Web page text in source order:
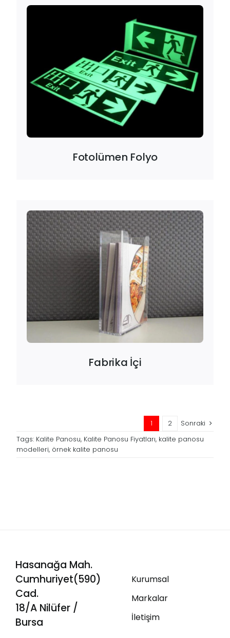
Fotolümen Folyo
Fabrika İçi
1 2
Sonraki
Tags: Kalite Panosu, Kalite Panosu Fiyatları, kalite panosu
modelleri, örnek kalite panosu
Hasanağa Mah.
Cumhuriyet(590)
Cad.
18/A Nilüfer /
Bursa
Kurumsal
Markalar
İletişim